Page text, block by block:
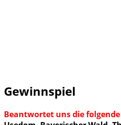
Gewinnspiel
Beantwortet uns die folgende